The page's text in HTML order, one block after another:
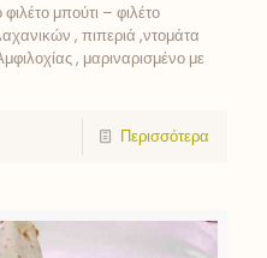
μπούτι – φιλέτο
, πιπεριά ,ντομάτα
, μαριναρισμένο με
Περισσότερα